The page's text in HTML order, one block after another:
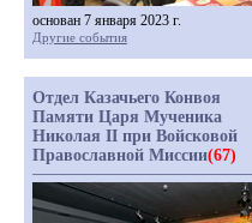
основан 7 января 2023 г.
Другие события
Отдел Казачьего Конвоя
Памяти Царя Мученика
Николая II при Войсковой
Православной Миссии(67)